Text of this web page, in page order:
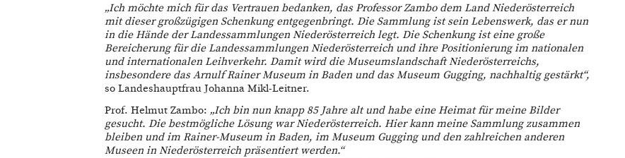
„Ich möchte mich für das Vertrauen bedanken, das Professor Zambo dem Land Niederösterreich
mit dieser großzügigen Schenkung entgegenbringt. Die Sammlung ist sein Lebenswerk, das er nun
in die Hände der Landessammlungen Niederösterreich legt. Die Schenkung ist eine große
Bereicherung für die Landessammlungen Niederösterreich und ihre Positionierung im nationalen
und internationalen Leihverkehr. Damit wird die Museumslandschaft Niederösterreichs,
insbesondere das Arnulf Rainer Museum in Baden und das Museum Gugging, nachhaltig gestärkt“,
so Landeshauptfrau Johanna Mikl-Leitner.
Prof. Helmut Zambo: „Ich bin nun knapp 85 Jahre alt und habe eine Heimat für meine Bilder
gesucht. Die bestmögliche Lösung war Niederösterreich. Hier kann meine Sammlung zusammen
bleiben und im Rainer-Museum in Baden, im Museum Gugging und den zahlreichen anderen
Museen in Niederösterreich präsentiert werden.“